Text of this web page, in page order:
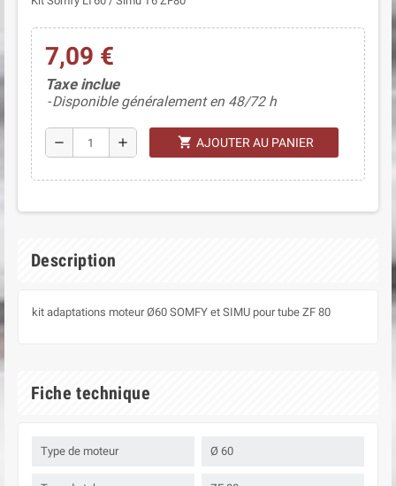
7,09 €
Taxe inclue
Disponible généralement en 48/72 h
remove add shopping_cart AJOUTER AU PANIER
Description
kit adaptations moteur Ø60 SOMFY et SIMU pour tube ZF 80
Fiche technique
Type de moteur Ø 60